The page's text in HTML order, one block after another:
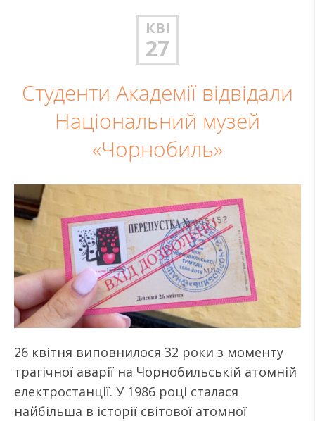
КВІ
27
Студенти Академії відвідали
Національний музей
«Чорнобиль»
26 квітня виповнилося 32 роки з моменту
трагічної аварії на Чорнобильській атомній
електростанції. У 1986 році сталася
найбільша в історії світової атомної